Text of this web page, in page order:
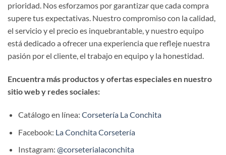
prioridad. Nos esforzamos por garantizar que cada compra
supere tus expectativas. Nuestro compromiso con la calidad,
el servicio y el precio es inquebrantable, y nuestro equipo
está dedicado a ofrecer una experiencia que refleje nuestra
pasión por el cliente, el trabajo en equipo y la honestidad.
Encuentra más productos y ofertas especiales en nuestro
sitio web y redes sociales:
Catálogo en línea: Corsetería La Conchita
Facebook: La Conchita Corsetería
Instagram: @corseterialaconchita